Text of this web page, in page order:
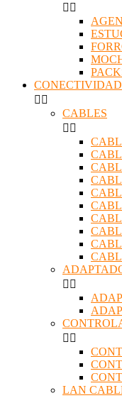
 
CONECTIVIDAD
 
CABLES
 
 
 
LAN